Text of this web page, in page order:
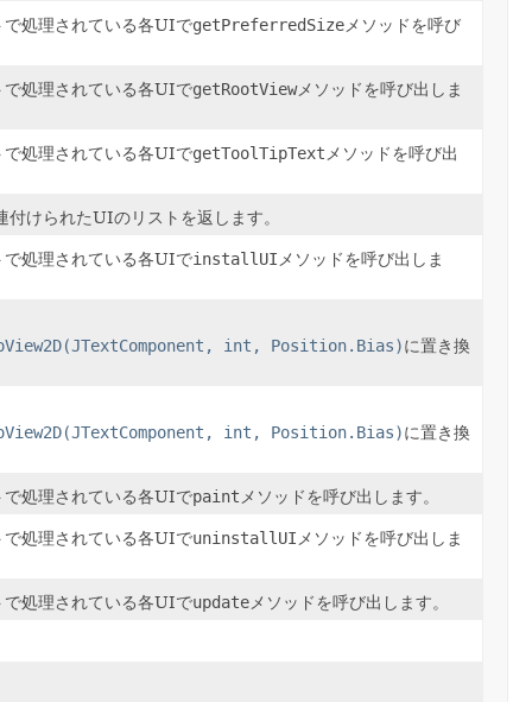
で処理されている各UIでgetPreferredSize メソッドを呼び
で処理されている各UIでgetRootViewメソッドを呼び出しま
で処理されている各UIでgetToolTipText メソッドを呼び出
付けられたUIのリストを返します。
で処理されている各UIでinstallUI メソッドを呼び出しま
int, Position.Bias)に置き換
int, Position.Bias)に置き換
で処理されている各UIでpaint メソッドを呼び出します。
で処理されている各UIでuninstallUI メソッドを呼び出しま
で処理されている各UIでupdate メソッドを呼び出します。